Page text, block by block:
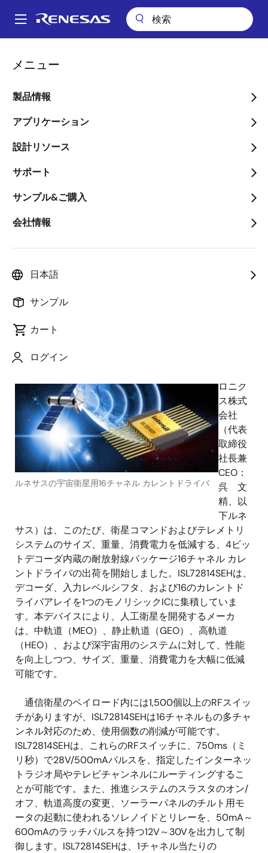
ン
Main
メニュー
製品情報
アプリケーション
設計リソース
サポート
サンプル&ご購入
会社情報
日本語
サンプル
カート
ログイン
パ
ン
く
ず
宇宙衛星用、デコーダ内蔵の耐放射線16チャネル カレントドライバを
宇宙衛星用、デコーダ内蔵
の耐放射線16チャネル カレ
ントドライバを発売 スイ
ッチ制御用リレー回路の部
品点数を大幅に低減
～高集積ISL72814SEHにより、コマン
量、消費電力を大幅に低減～
2019年5月30日
ルネサスの宇宙衛星用16チャネル カレントドライバ
ロニク
ス株式
会社
（代表
取締役
社長兼
CEO：
呉 文
精、以
下ルネ
サス）は、このたび、衛星コマンドおよびテレメトリ
システムのサイズ、重量、消費電力を低減する、4ビッ
トデコーダ内蔵の耐放射線パッケージ16チャネル カレ
ントドライバの出荷を開始しました。ISL72814SEHは、
デコーダ、入力レベルシフタ、および16のカレントド
ライバアレイを1つのモノリシックICに集積していま
す。本デバイスにより、人工衛星を開発するメーカ
は、中軌道（MEO）、静止軌道（GEO）、高軌道
（HEO）、および深宇宙用のシステムに対して、性能
を向上しつつ、サイズ、重量、消費電力を大幅に低減
可能です。
通信衛星のペイロード内には1,500個以上のRFスイッ
チがありますが、ISL72814SEHは16チャネルもの多チャ
ンネル対応のため、使用個数の削減が可能です。
ISL72814SEHは、これらのRFスイッチに、750ms（ミ
リ秒）で28V/500mAパルスを、指定したインターネッ
トラジオ局やテレビチャンネルにルーティングするこ
とが可能です。また、推進システムのスラスタのオン/
オフ、軌道高度の変更、ソーラーパネルのチルト用モ
ータの起動に使われるソレノイドとリレーを、50mA～
600mAのラッチパルスを持つ12V～30Vを出力して制
御します。ISL72814SEHは、1チャネル当たりの